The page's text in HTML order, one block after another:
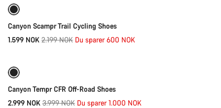
Canyon Scampr Trail Cycling Shoes
1.599 NOK Opprinnelig
2.199 NOK Du sparer 600 NOK
Hurtigvalg
Canyon Tempr CFR Off-Road Shoes
2.999 NOK Opprinnelig
3.999 NOK Du sparer 1.000 NOK
Våre eksperter på kundestøtte står klare til å svare på dine
Lukk